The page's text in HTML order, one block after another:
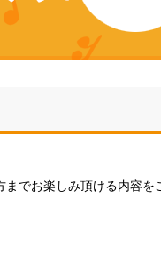
でお楽しみ頂ける内容を